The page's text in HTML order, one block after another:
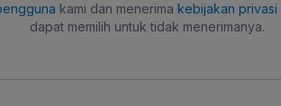
kami dan menerima kebijakan privasi
dapat memilih untuk tidak menerimanya.